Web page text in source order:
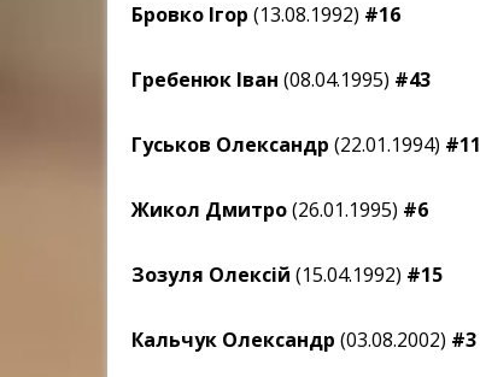
Бровко Ігор (13.08.1992) #16
Гребенюк Іван (08.04.1995) #43
Гуськов Олександр (22.01.1994) #11
Жикол Дмитро(26.01.1995) #6
Зозуля Олексій (15.04.1992) #15
Кальчук Олександр (03.08.2002) #3